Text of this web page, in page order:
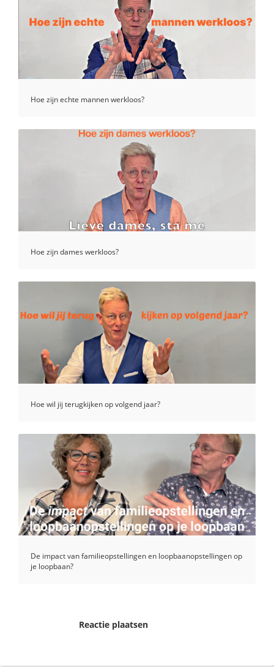
Hoe zijn echte mannen werkloos?
Hoe zijn dames werkloos?
Hoe wil jij terugkijken op volgend jaar?
De impact van familieopstellingen en loopbaanopstellingen op
je loopbaan?
Reactie plaatsen